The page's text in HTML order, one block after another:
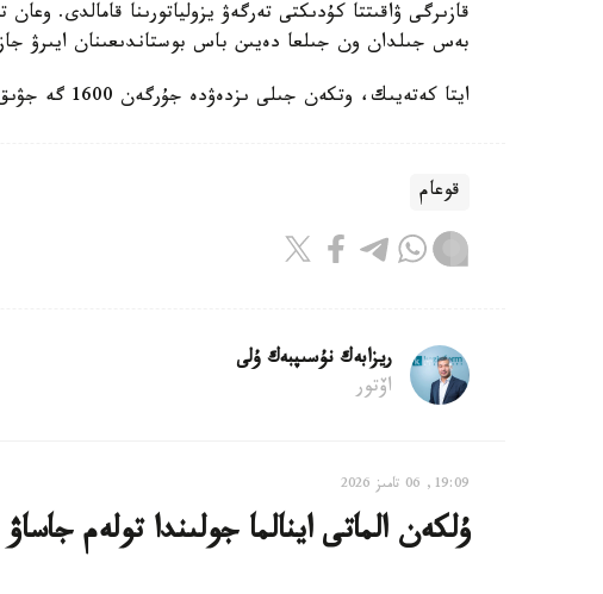
قازىرگى ۋاقىتتا كۇدىكتى تەرگەۋ يزولياتورىنا قامالدى.
بەس جىلدان ون جىلعا دەيىن باس بوستاندىعىنان ايىرۋ
ايتا كەتەيىك، وتكەن جىلى ىزدەۋدە جۇرگەن 1600 گە جۋىق قىلمىسكەر ۇستالدى.
قوعام
ريزابەك نۇسىپبەك ۇلى
اۆتور
19:09, 06 تامىز 2026
ۇلكەن الماتى اينالما جولىندا تولەم